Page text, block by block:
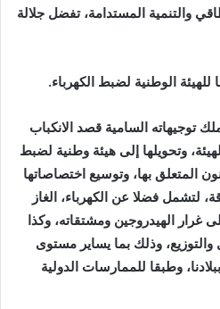
والتنمية المستدامة، تفضل جلالة
الوطنية لضبط الكهرباء.
توجيهاته السامية قصد الانكباب
وتحويلها إلى هيئة وطنية لضبط
المتعلق بها، وتوسيع اختصاصاتها
لتشمل فضلا عن الكهرباء، الغاز
غرار الهيدروجين ومشتقاته، وكذا
والتوزيع، وذلك بما يساير مستوى
وطبقا للممارسات الدولية